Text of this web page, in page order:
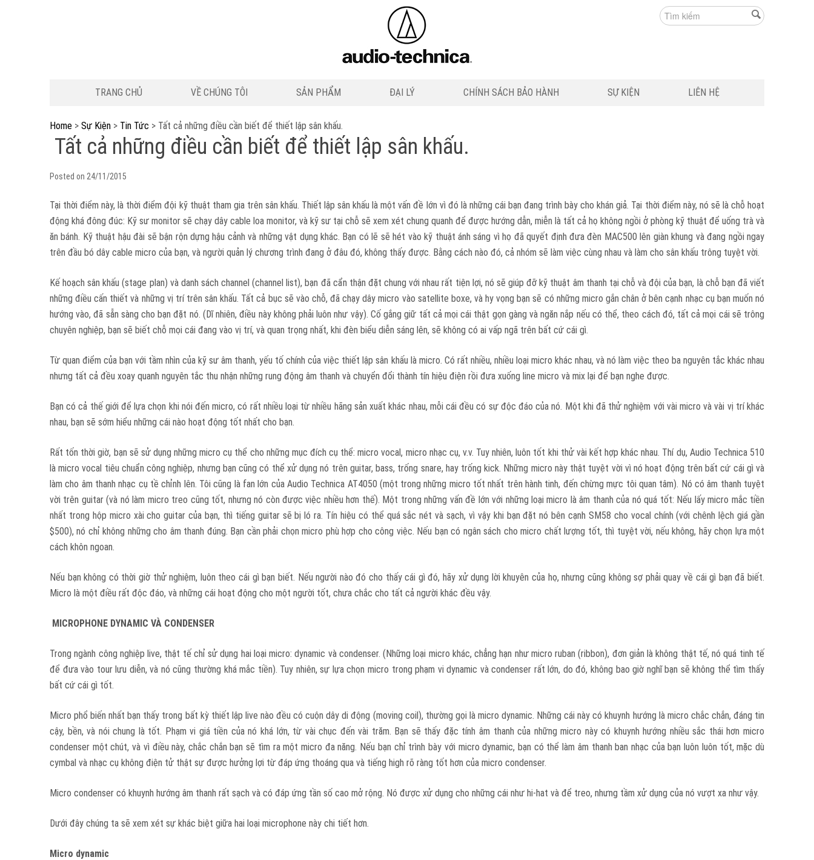
TRANG CHỦ VỀ CHÚNG TÔI SẢN PHẨM ĐẠI LÝ CHÍNH SÁCH BẢO HÀNH SỰ KIỆN LIÊN HỆ
Home > Sự Kiện > Tin Tức > Tất cả những điều cần biết để thiết lập sân khấu.
Tất cả những điều cần biết để thiết lập sân khấu.
Posted on 24/11/2015
Tại thời điểm này, là thời điểm đội kỹ thuật tham gia trên sân khấu. Thiết lập sân khấu là một vấn đề lớn vì đó là những cái bạn đang trình bày cho khán giả. Tại thời điểm này, nó sẽ là chỗ hoạt
động khá đông đúc: Kỹ sư monitor sẽ chạy dây cable loa monitor, và kỹ sư tại chỗ sẽ xem xét chung quanh để được hướng dẫn, miễn là tất cả họ không ngồi ở phòng kỹ thuật để uống trà và
ăn bánh. Kỹ thuật hậu đài sẽ bận rộn dựng hậu cảnh và những vật dụng khác. Bạn có lẽ sẽ hét vào kỹ thuật ánh sáng vì họ đã quyết định đưa đèn MAC500 lên giàn khung và đang ngồi ngay
trên đầu bó dây cable micro của bạn, và người quản lý chương trình đang ở đâu đó, không thấy được. Bằng cách nào đó, cả nhóm sẽ làm việc cùng nhau và làm cho sân khấu trông tuyệt vời.
Kế hoạch sân khấu (stage plan) và danh sách channel (channel list), bạn đã cẩn thận đặt chung với nhau rất tiện lợi, nó sẽ giúp đỡ kỹ thuật âm thanh tại chỗ và đội của bạn, là chỗ bạn đã viết
những điều cấn thiết và những vị trí trên sân khấu. Tất cả bục sẽ vào chỗ, đã chạy dây micro vào satellite boxe, và hy vọng bạn sẽ có những micro gắn chân ở bên cạnh nhạc cụ bạn muốn nó
hướng vào, đã sẵn sàng cho bạn đặt nó. (Dĩ nhiên, điều này không phải luôn như vậy). Cố gắng giữ tất cả mọi cái thật gọn gàng và ngăn nắp nếu có thể, theo cách đó, tất cả mọi cái sẽ trông
chuyên nghiệp, bạn sẽ biết chỗ mọi cái đang vào vị trí, và quan trọng nhất, khi đèn biểu diễn sáng lên, sẽ không có ai vấp ngã trên bất cứ cái gì.
Từ quan điểm của bạn với tầm nhìn của kỹ sư âm thanh, yếu tố chính của việc thiết lập sân khấu là micro. Có rất nhiều, nhiều loại micro khác nhau, và nó làm việc theo ba nguyên tắc khác nhau
nhưng tất cả đều xoay quanh nguyên tắc thu nhận những rung động âm thanh và chuyển đổi thành tín hiệu điện rồi đưa xuống line micro và mix lại để bạn nghe được.
Bạn có cả thế giới để lựa chọn khi nói đến micro, có rất nhiều loại từ nhiều hãng sản xuất khác nhau, mỗi cái đều có sự độc đáo của nó. Một khi đã thử nghiệm với vài micro và vài vị trí khác
nhau, bạn sẽ sớm hiểu những cái nào hoạt động tốt nhất cho bạn.
Rất tốn thời giờ, bạn sẽ sử dụng những micro cụ thể cho những mục đích cụ thể: micro vocal, micro nhạc cụ, v.v. Tuy nhiên, luôn tốt khi thử vài kết hợp khác nhau. Thí dụ, Audio Technica 510
là micro vocal tiêu chuẩn công nghiệp, nhưng bạn cũng có thể xử dụng nó trên guitar, bass, trống snare, hay trống kick. Những micro này thật tuyệt vời vì nó hoạt động trên bất cứ cái gì và
làm cho âm thanh nhạc cụ tề chỉnh lên. Tôi cũng là fan lớn của Audio Technica AT4050 (một trong những micro tốt nhất trên hành tinh, đến chừng mực tôi quan tâm). Nó có âm thanh tuyệt
vời trên guitar (và nó làm micro treo cũng tốt, nhưng nó còn được việc nhiều hơn thế). Một trong những vấn đề lớn với những loại micro là âm thanh của nó quá tốt: Nếu lấy micro mắc tiền
nhất trong hộp micro xài cho guitar của bạn, thì tiếng guitar sẽ bị ló ra. Tín hiệu có thể quá sắc nét và sạch, vì vậy khi bạn đặt nó bên cạnh SM58 cho vocal chính (với chênh lệch giá gần
$500), nó chỉ không những cho âm thanh đúng. Bạn cần phải chọn micro phù hợp cho công việc. Nếu bạn có ngân sách cho micro chất lượng tốt, thì tuyệt vời, nếu không, hãy chọn lựa một
cách khôn ngoan.
Nếu bạn không có thời giờ thử nghiệm, luôn theo cái gì bạn biết. Nếu người nào đó cho thấy cái gì đó, hãy xử dụng lời khuyên của họ, nhưng cũng không sợ phải quay về cái gì bạn đã biết.
Micro là một điều rất độc đáo, và những cái hoạt động cho một người tốt, chưa chắc cho tất cả người khác đều vậy.
MICROPHONE DYNAMIC VÀ CONDENSER
Trong ngành công nghiệp live, thật tế chỉ sử dụng hai loại micro: dynamic và condenser. (Những loại micro khác, chẳng hạn như micro ruban (ribbon), đơn giản là không thật tế, nó quá tinh tế
để đưa vào tour lưu diễn, và nó cũng thường khá mắc tiền). Tuy nhiên, sự lựa chọn micro trong phạm vi dynamic và condenser rất lớn, do đó, không bao giờ nghĩ bạn sẽ không thể tìm thấy
bất cứ cái gì tốt.
Micro phổ biến nhất bạn thấy trong bất kỳ thiết lập live nào đều có cuộn dây di động (moving coil), thường gọi là micro dynamic. Những cái này có khuynh hướng là micro chắc chắn, đáng tin
cậy, bền, và nói chung là tốt. Phạm vi giá tiền của nó khá lớn, từ vài chục đến vài trăm. Bạn sẽ thấy đặc tính âm thanh của những micro này có khuynh hướng nhiều sắc thái hơn micro
condenser một chút, và vì điều này, chắc chắn bạn sẽ tìm ra một micro đa năng. Nếu bạn chỉ trình bày với micro dynamic, bạn có thể làm âm thanh ban nhạc của bạn luôn luôn tốt, mặc dù
cymbal và nhạc cụ không điện tử thật sự được hưởng lợi từ đáp ứng thoáng qua và tiếng high rõ ràng tốt hơn của micro condenser.
Micro condenser có khuynh hướng âm thanh rất sạch và có đáp ứng tần số cao mở rộng. Nó được xử dụng cho những cái như hi-hat và để treo, nhưng tầm xử dụng của nó vượt xa như vậy.
Dưới đây chúng ta sẽ xem xét sự khác biệt giữa hai loại microphone này chi tiết hơn.
Micro dynamic